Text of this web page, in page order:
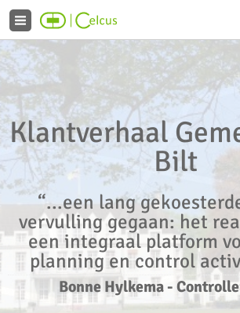
Klantverhaal
Bilt
“...een lang
vervulling gegaan: het
een integraal platform
planning en control
Bonne Hylkema-